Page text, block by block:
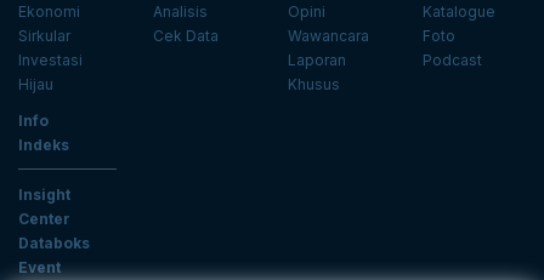
Ekonomi
Sirkular
Investasi
Hijau
Analisis
Cek Data
Opini
Wawancara
Laporan
Khusus
Katalogue
Foto
Podcast
Info
Indeks
Insight
Center
Databoks
Event